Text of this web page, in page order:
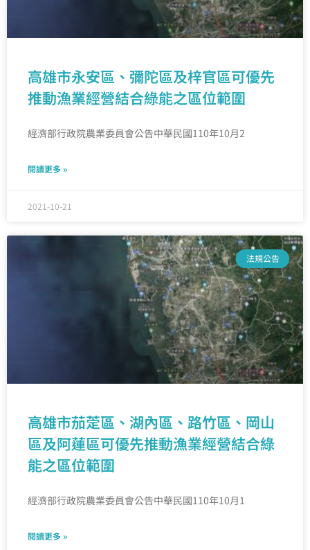
高雄市永安區、彌陀區及梓官區可優先
推動漁業經營結合綠能之區位範圍
經濟部行政院農業委員會公告中華民國110年10月2
閱讀更多 »
2021-10-21
法規公告
高雄市茄萣區、湖內區、路竹區、岡山
區及阿蓮區可優先推動漁業經營結合綠
能之區位範圍
經濟部行政院農業委員會公告中華民國110年10月1
閱讀更多 »